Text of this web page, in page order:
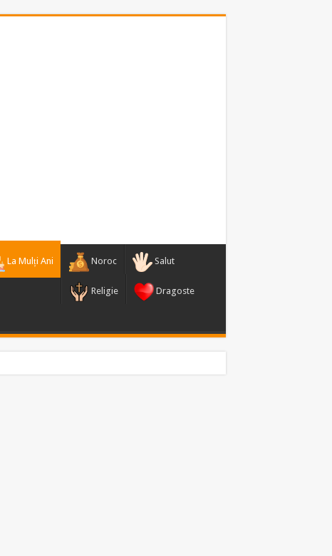
La Mulți Ani Noroc Salut
Religie Dragoste